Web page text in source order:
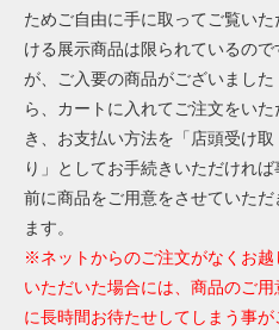
ためご自由に手に取ってご覧いた
ける展示商品は限られているので
が、ご入要の商品がございました
ら、カートに入れてご注文をいた
き、お支払い方法を「店頭受け取
り」としてお手続きいただければ
前に商品をご用意をさせていただ
ます。
※ネットからのご注文がなくお越
いただいた場合には、商品のご用
に長時間お待たせしてしまう事が